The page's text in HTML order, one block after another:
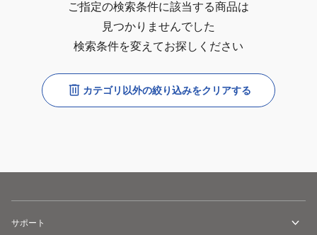
ご指定の検索条件に該当する商品は
見つかりませんでした
検索条件を変えてお探しください
カテゴリ以外の絞り込みをクリアする
サポート